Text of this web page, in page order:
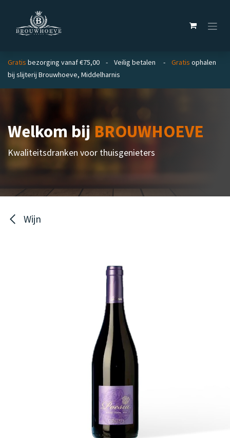
Gratis bezorging vanaf €75,00 - Veilig betalen - Gratis ophalen
bij slijterij Brouwhoeve, Middelharnis
Welkom bijBROUWHOEVE
Kwaliteitsdranken voor thuisgenieters
Wijn